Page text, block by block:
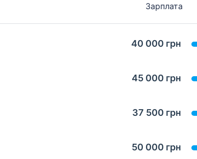
Зарплата
40 000 грн
45 000 грн
37 500 грн
50 000 грн